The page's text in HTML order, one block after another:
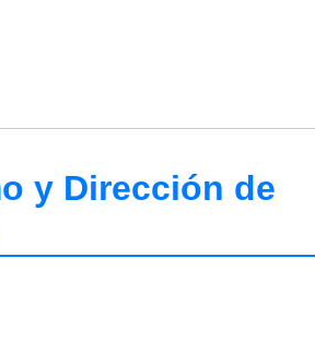
y Dirección de